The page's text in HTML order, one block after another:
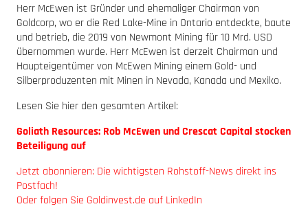
Herr McEwen ist Gründer und ehemaliger Chairman von
Goldcorp, wo er die Red Lake-Mine in Ontario entdeckte, baute
und betrieb, die 2019 von Newmont Mining für 10 Mrd. USD
übernommen wurde. Herr McEwen ist derzeit Chairman und
Haupteigentümer von McEwen Mining einem Gold- und
Silberproduzenten mit Minen in Nevada, Kanada und Mexiko.
Lesen Sie hier den gesamten Artikel:
Goliath Resources: Rob McEwen und Crescat Capital stocken
Beteiligung auf
Jetzt abonnieren: Die wichtigsten Rohstoff-News direkt ins
Postfach!
Oder folgen Sie Goldinvest.de auf LinkedIn